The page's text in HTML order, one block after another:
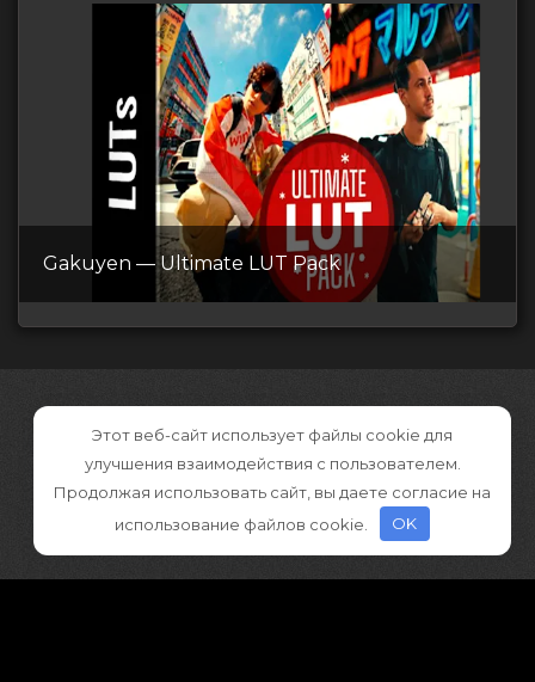
Gakuyen — Ultimate LUT Pack
Этот веб-сайт использует файлы cookie для
улучшения взаимодействия с пользователем.
Продолжая использовать сайт, вы даете согласие на
использование файлов cookie.
OK